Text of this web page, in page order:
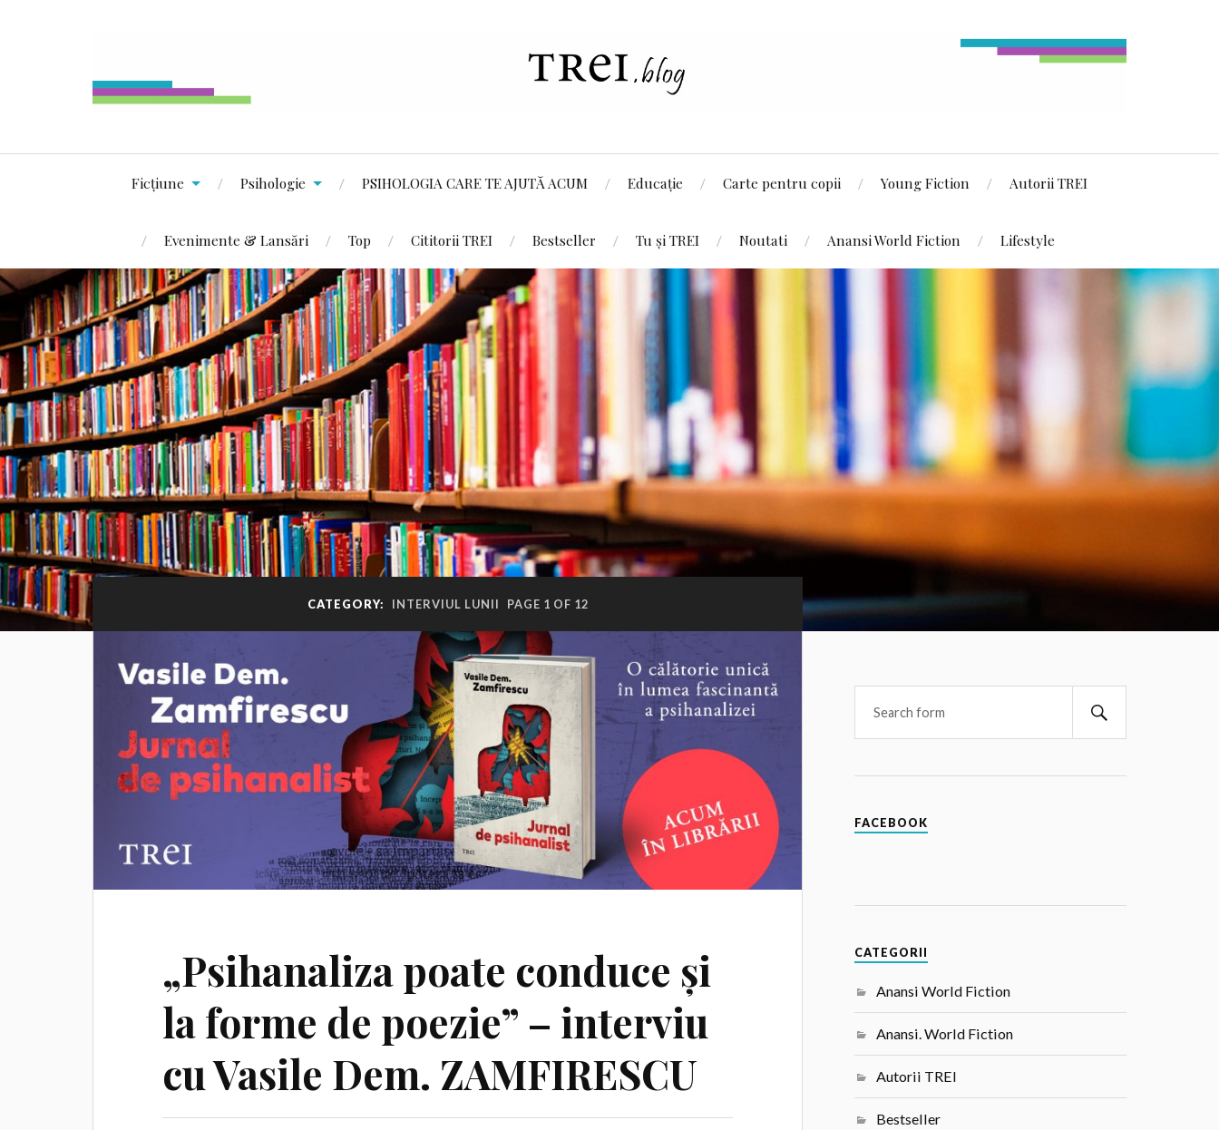
Ficțiune Psihologie PSIHOLOGIA CARE TE AJUTĂ ACUM Educație Carte pentru copii Young Fiction Autorii TREI
Evenimente & Lansări Top Cititorii TREI Bestseller Tu și TREI Noutati Anansi World Fiction Lifestyle
CATEGORY: INTERVIUL LUNII PAGE 1 OF 12
„Psihanaliza poate conduce și
la forme de poezie” – interviu
cu Vasile Dem. ZAMFIRESCU
FACEBOOK
CATEGORII
Anansi World Fiction
Anansi. World Fiction
Autorii TREI
Bestseller